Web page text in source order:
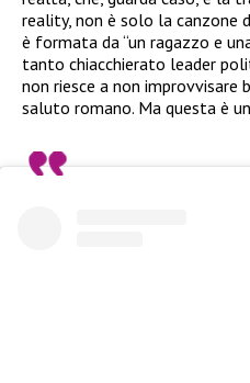
reality, non è solo la canzone
è formata da “un ragazzo e
tanto chiacchierato leader
non riesce a non
saluto romano. Ma questa è